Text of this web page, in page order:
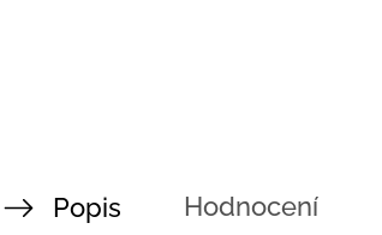
Popis Hodnocení